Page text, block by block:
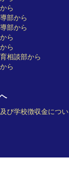
ら
部から
部から
ら
ら
相談部から
ら
び学校徴収金につい